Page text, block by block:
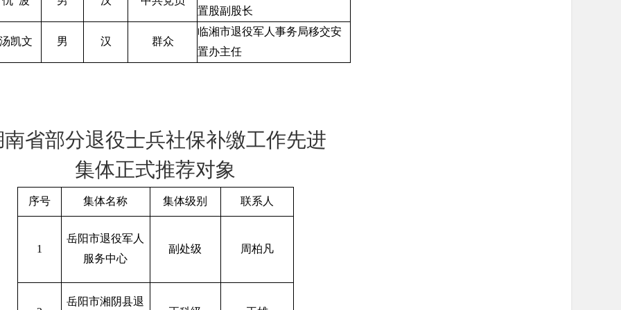
置股副股长
凯文 男 汉 群众
临湘市退役军人事务局移交安
置办主任
南省部分退役士兵社保补缴工作先进
集体正式推荐对象
序号 集体名称 集体级别 联系人
1
岳阳市退役军人
服务中心
副处级 周柏凡
岳阳市湘阴县退